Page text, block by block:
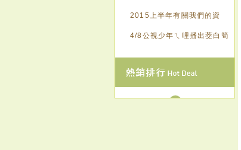
2015上半年有關我們的資
訊，歡迎來點閱~~~
4/8公視少年ㄟ哩播出茭白筍
創意造紙